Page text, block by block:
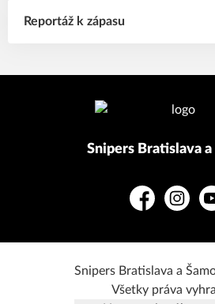
Reportáž k zápasu
Snipers Bratislava a
Facebook
Snipers Bratislava a
Všetky práva